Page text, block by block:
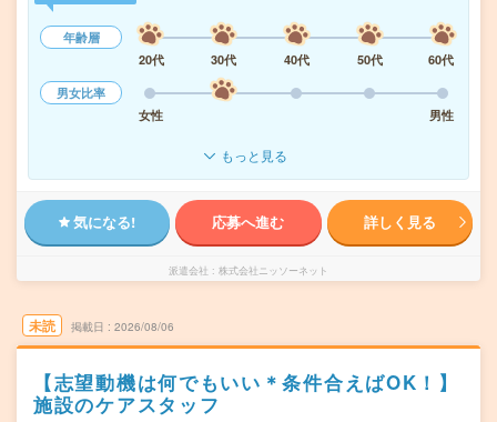
年齢層
20代
30代 40代 50代
60代
男女比率
女性
男性
もっと見る
気になる! 応募へ進む 詳しく見る
派遣会社 株式会社ニッソーネット
未読 掲載日 2026/08/06
【志望動機は何でもいい＊条件合えばOK！】
施設のケアスタッフ